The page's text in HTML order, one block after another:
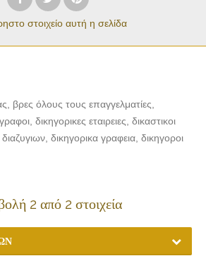
στοιχείο αυτή η σελίδα
βρες όλους τους επαγγελματίες,
δικηγορικες εταιρειες, δικαστικοι
δικηγορικα γραφεια, δικηγοροι
2 από 2 στοιχεία